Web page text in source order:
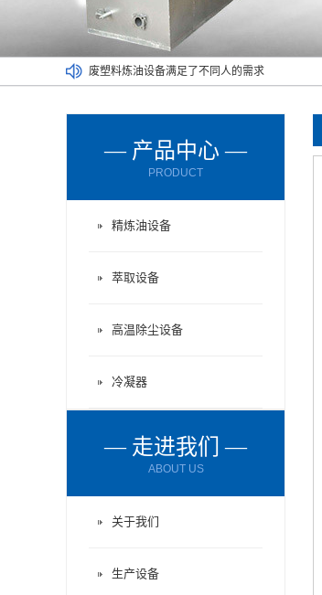
废塑料炼油设备满足了不同人的需求
废橡胶炼油设备能对哪些材料进行处理呢？
废机油炼油设备购买时要了解以下情况
— 产品中心 —
PRODUCT
精炼油设备
萃取设备
高温除尘设备
冷凝器
— 走进我们 —
ABOUT US
关于我们
生产设备